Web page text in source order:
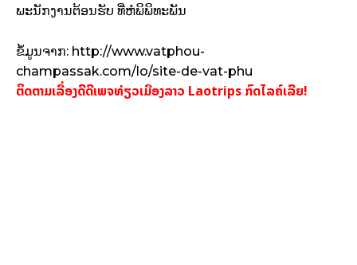
ພະນັກງານຕ້ອນຮັບ ທີ່ຫໍພິພິທະພັນ
ຂໍ້ມູນຈາກ: http://www.vatphou-
champassak.com/lo/site-de-vat-phu
ຕິດຕາມເລື່ອງດີດີເພຈທ່ຽວເມືອງລາວ Laotrips ກົດໄລຄ໌ເລີຍ!